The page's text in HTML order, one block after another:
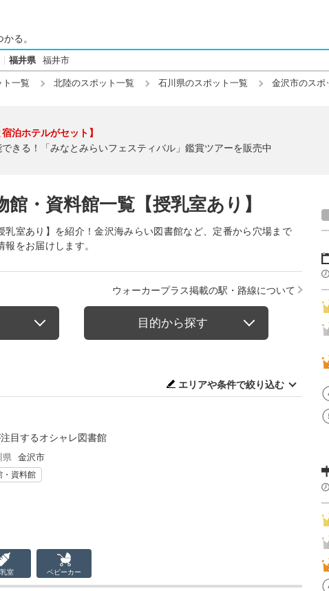
る。
福井県 福井市
ト一覧 北陸のスポット一覧 石川県のスポット一覧 金沢市のスポ
泊ホテルがセット】
きる！「みなとみらいフェスティバル」鑑賞ツアーを販売中
・資料館一覧【授乳室あり】
乳室あり】を紹介！金沢海みらい図書館など、定番から穴場まで
をお届けします。
ウォーカープラス掲載の駅・路線について
目的から探す
エリアや条件で絞り込む
目するオシャレ図書館
県 金沢市
・資料館
室 ベビーカー